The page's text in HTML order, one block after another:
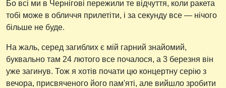
Бо всі ми в Чернігові пережили те відчуття, коли ракета
тобі може в обличчя прилетіти, і за секунду все — нічого
більше не буде.
На жаль, серед загиблих є мій гарний знайомий,
буквально там 24 лютого все почалося, а 3 березня він
уже загинув. Тож я хотів почати цю концертну серію з
вечора, присвяченого його пам'яті, але вийшло зробити